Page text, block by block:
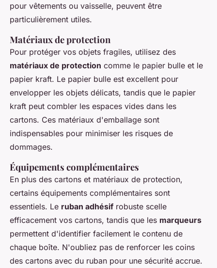
pour vêtements ou vaisselle, peuvent être
particulièrement utiles.
Matériaux de protection
Pour protéger vos objets fragiles, utilisez des
matériaux de protection comme le papier bulle et le
papier kraft. Le papier bulle est excellent pour
envelopper les objets délicats, tandis que le papier
kraft peut combler les espaces vides dans les
cartons. Ces matériaux d'emballage sont
indispensables pour minimiser les risques de
dommages.
Équipements complémentaires
En plus des cartons et matériaux de protection,
certains équipements complémentaires sont
essentiels. Le ruban adhésif robuste scelle
efficacement vos cartons, tandis que les marqueurs
permettent d'identifier facilement le contenu de
chaque boîte. N'oubliez pas de renforcer les coins
des cartons avec du ruban pour une sécurité accrue.